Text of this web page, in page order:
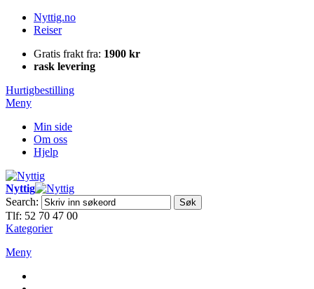
Nyttig.no
Reiser
Gratis frakt fra: 1900 kr
rask levering
Hurtigbestilling
Meny
Min side
Om oss
Hjelp
Nyttig
Search:
Søk
Tlf: 52 70 47 00
Kategorier
Meny